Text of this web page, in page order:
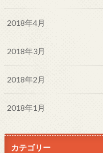
2018年4月
2018年3月
2018年2月
2018年1月
カテゴリー